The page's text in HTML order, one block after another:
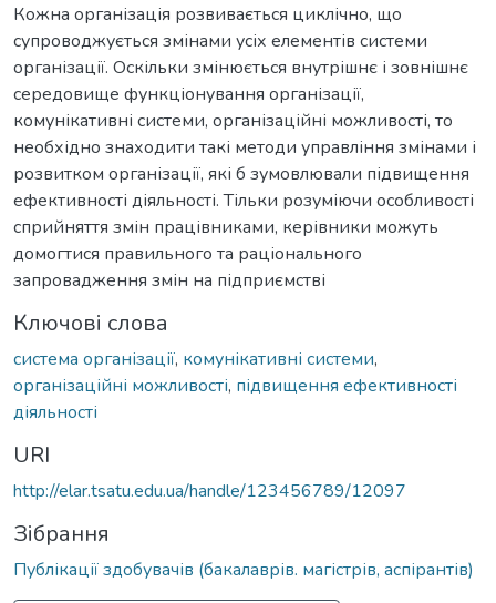
Кожна організація розвивається циклічно, що
супроводжується змінами усіх елементів системи
організації. Оскільки змінюється внутрішнє і зовнішнє
середовище функціонування організації,
комунікативні системи, організаційні можливості, то
необхідно знаходити такі методи управління змінами і
розвитком організації, які б зумовлювали підвищення
ефективності діяльності. Тільки розуміючи особливості
сприйняття змін працівниками, керівники можуть
домогтися правильного та раціонального
запровадження змін на підприємстві
Ключові слова
система організації, комунікативні системи,
організаційні можливості, підвищення ефективності
діяльності
URI
http://elar.tsatu.edu.ua/handle/123456789/12097
Зібрання
Публікації здобувачів (бакалаврів. магістрів, аспірантів)